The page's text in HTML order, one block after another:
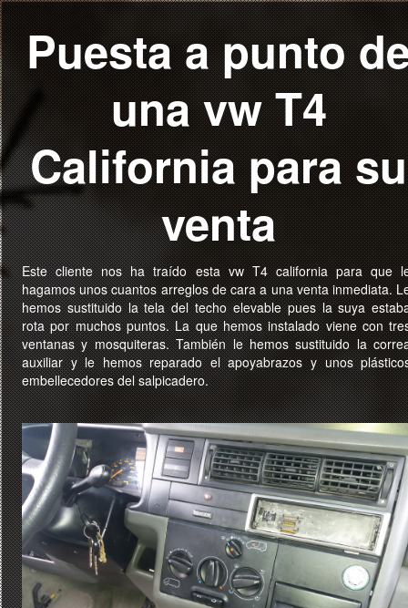
Puesta a punto
una vw T4
California para su
venta
Este cliente nos ha traído esta vw T4 california para que
hagamos unos cuantos arreglos de cara a una venta inmediata.
hemos sustituido la tela del techo elevable pues la suya
rota por muchos puntos. La que hemos instalado viene con
ventanas y mosquiteras. También le hemos sustituido la
auxiliar y le hemos reparado el apoyabrazos y unos
embellecedores del salpicadero.